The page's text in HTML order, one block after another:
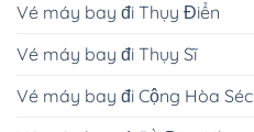
Vé máy bay đi Thụy Điển
Vé máy bay đi Thụy Sĩ
Vé máy bay đi Cộng Hòa Séc